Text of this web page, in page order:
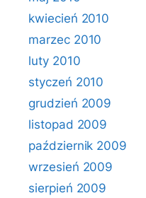
kwiecień 2010
marzec 2010
luty 2010
styczeń 2010
grudzień 2009
listopad 2009
październik 2009
wrzesień 2009
sierpień 2009